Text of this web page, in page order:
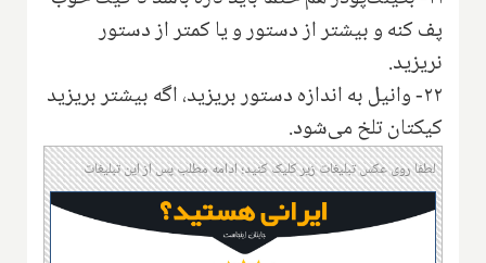
پف کنه و بیشتر از دستور و یا کمتر از دستور
نریزید.
۲۲- وانیل به اندازه دستور بریزید، اگه بیشتر بریزید
کیکتان تلخ می‌شود.
لطفا روی عکس تبلیغات زیر کلیک کنید؛ ادامه مطلب پس از این تبلیغات